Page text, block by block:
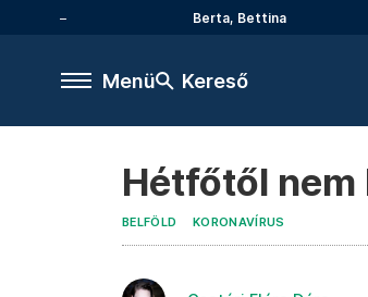
Berta, Bettina
Menü Kereső
Hétfőtől
BELFÖLD KORONAVÍRUS